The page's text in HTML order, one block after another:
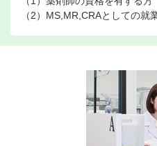
（2）MS,MR,CRAとしての就